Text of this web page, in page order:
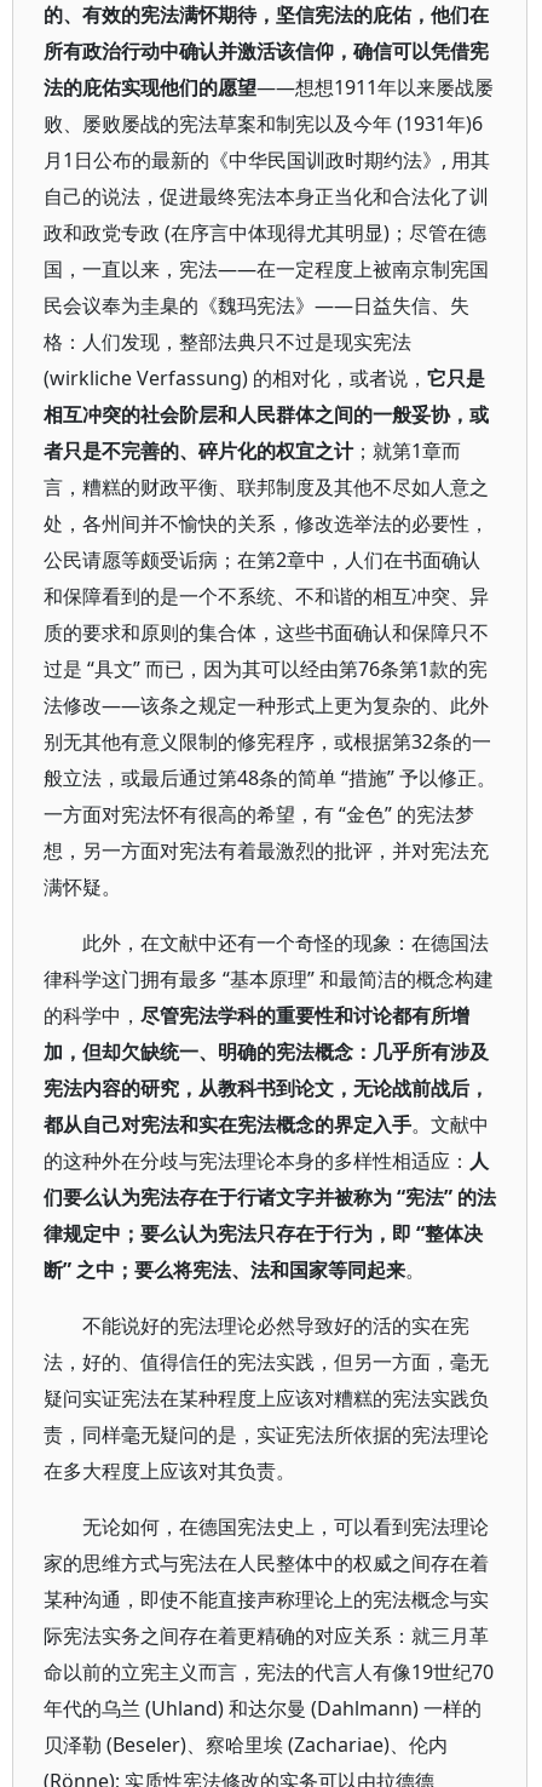
的、有效的宪法满怀期待，坚信宪法的庇佑，他们在
所有政治行动中确认并激活该信仰，确信可以凭借宪
法的庇佑实现他们的愿望——想想1911年以来屡战屡
败、屡败屡战的宪法草案和制宪以及今年 (1931年)6
月1日公布的最新的《中华民国训政时期约法》, 用其
自己的说法，促进最终宪法本身正当化和合法化了训
政和政党专政 (在序言中体现得尤其明显)；尽管在德
国，一直以来，宪法——在一定程度上被南京制宪国
民会议奉为圭臬的《魏玛宪法》——日益失信、失
格：人们发现，整部法典只不过是现实宪法
(wirkliche Verfassung) 的相对化，或者说， 它只是
相互冲突的社会阶层和人民群体之间的一般妥协，或
者只是不完善的、碎片化的权宜之计；就第1章而
言，糟糕的财政平衡、联邦制度及其他不尽如人意之
处，各州间并不愉快的关系，修改选举法的必要性，
公民请愿等颇受诟病；在第2章中，人们在书面确认
和保障看到的是一个不系统、不和谐的相互冲突、异
质的要求和原则的集合体，这些书面确认和保障只不
过是 “具文” 而已，因为其可以经由第76条第1款的宪
法修改——该条之规定一种形式上更为复杂的、此外
别无其他有意义限制的修宪程序，或根据第32条的一
般立法，或最后通过第48条的简单 “措施” 予以修正。
一方面对宪法怀有很高的希望，有 “金色” 的宪法梦
想，另一方面对宪法有着最激烈的批评，并对宪法充
满怀疑。
此外，在文献中还有一个奇怪的现象：在德国法
律科学这门拥有最多 “基本原理” 和最简洁的概念构建
的科学中， 尽管宪法学科的重要性和讨论都有所增
加，但却欠缺统一、明确的宪法概念：几乎所有涉及
宪法内容的研究，从教科书到论文，无论战前战后，
都从自己对宪法和实在宪法概念的界定入手。文献中
的这种外在分歧与宪法理论本身的多样性相适应： 人
们要么认为宪法存在于行诸文字并被称为“宪法” 的法
律规定中；要么认为宪法只存在于行为，即 “整体决
断”之中；要么将宪法、法和国家等同起来。
不能说好的宪法理论必然导致好的活的实在宪
法，好的、值得信任的宪法实践，但另一方面，毫无
疑问实证宪法在某种程度上应该对糟糕的宪法实践负
责，同样毫无疑问的是，实证宪法所依据的宪法理论
在多大程度上应该对其负责。
无论如何，在德国宪法史上，可以看到宪法理论
家的思维方式与宪法在人民整体中的权威之间存在着
某种沟通，即使不能直接声称理论上的宪法概念与实
际宪法实务之间存在着更精确的对应关系：就三月革
命以前的立宪主义而言，宪法的代言人有像19世纪70
年代的乌兰 (Uhland) 和达尔曼 (Dahlmann) 一样的
贝泽勒 (Beseler)、察哈里埃 (Zachariae)、伦内
(Rönne); 实质性宪法修改的实务可以由拉德德